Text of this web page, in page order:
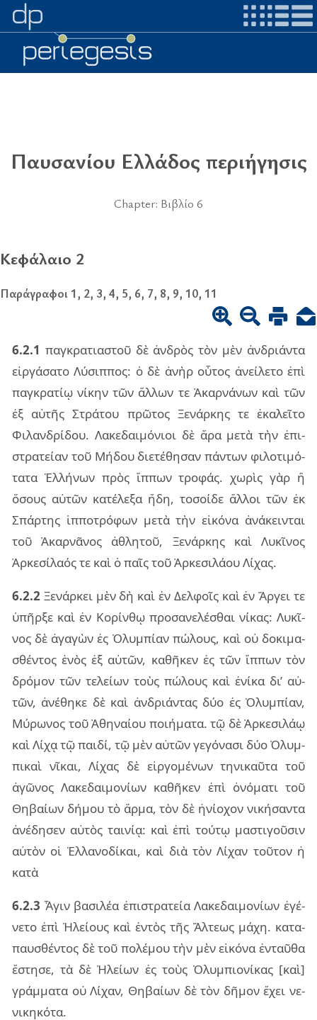
Παυσανίου Ελλάδος περιήγησις
Chapter: Βιβλίο 6
Κεφάλαιο 2
Παράγραφοι 1, 2, 3, 4, 5, 6, 7, 8, 9, 10, 11
6.2.1 παγ­κρα­τια­στοῦ δὲ ἀν­δρὸς τὸν μὲν ἀν­δριάν­τα
εἰρ­γά­σα­το Λύσιπ­πος: ὁ δὲ ἀνὴρ οὗ­τος ἀνεί­λε­το ἐπὶ
παγ­κρα­τίῳ νί­κην τῶν ἄλ­λων τε Ἀκαρ­νά­νων καὶ τῶν
ἐξ αὐ­τῆς Στρά­του πρῶ­τος Ξενάρ­κης τε ἐκα­λεῖ­το
Φιλαν­δρί­δου. Λακε­δαι­μό­νιοι δὲ ἄρα μετὰ τὴν ἐπι­
στρα­τεί­αν τοῦ Μήδου διε­τέ­θη­σαν πάν­των φι­λο­τι­μό­
τα­τα Ἑλλή­νων πρὸς ἵπ­πων τρο­φάς. χω­ρὶς γὰρ ἢ
ὅσους αὐ­τῶν κα­τέ­λε­ξα ἤδη, το­σοί­δε ἄλ­λοι τῶν ἐκ
Σπάρ­της ἱπ­πο­τρό­φων μετὰ τὴν εἰ­κό­να ἀνά­κειν­ται
τοῦ Ἀκαρ­νᾶ­νος ἀθλη­τοῦ, Ξενάρ­κης καὶ Λυκῖ­νος
Ἀρκε­σί­λα­ός τε καὶ ὁ παῖς τοῦ Ἀρκε­σι­λά­ου Λίχας.
6.2.2 Ξενάρ­κει μὲν δὴ καὶ ἐν Δελ­φοῖς καὶ ἐν Ἄργει τε
ὑπῆρ­ξε καὶ ἐν Κορίν­θῳ προ­σα­νε­λέ­σθαι νί­κας: Λυκῖ­
νος δὲ ἀγα­γὼν ἐς Ὀλυμ­πί­αν πώ­λους, καὶ οὐ δο­κι­μα­
σθέν­τος ἑνὸς ἐξ αὐ­τῶν, κα­θῆ­κεν ἐς τῶν ἵπ­πων τὸν
δρό­μον τῶν τε­λεί­ων τοὺς πώ­λους καὶ ἐνί­κα δι’ αὐ­
τῶν, ἀνέ­θη­κε δὲ καὶ ἀν­δριάν­τας δύο ἐς Ὀλυμ­πί­αν,
Μύρω­νος τοῦ Ἀθη­ναί­ου ποι­ή­μα­τα. τῷ δὲ Ἀρκε­σι­λάῳ
καὶ Λίχᾳ τῷ παι­δί, τῷ μὲν αὐ­τῶν γε­γό­να­σι δύο Ὀλυμ­
πι­καὶ νῖ­και, Λίχας δὲ εἰρ­γο­μέ­νων τη­νι­καῦ­τα τοῦ
ἀγῶ­νος Λακε­δαι­μο­νί­ων κα­θῆ­κεν ἐπὶ ὀνό­μα­τι τοῦ
Θηβαί­ων δή­μου τὸ ἅρμα, τὸν δὲ ἡνί­ο­χον νι­κή­σαν­τα
ἀνέ­δη­σεν αὐ­τὸς ται­νίᾳ: καὶ ἐπὶ τού­τῳ μα­στι­γοῦ­σιν
αὐ­τὸν οἱ Ἑλλα­νο­δί­και, καὶ διὰ τὸν Λίχαν τοῦ­τον ἡ
κατὰ
6.2.3 Ἆγιν βα­σι­λέα ἐπι­στρα­τεία Λακε­δαι­μο­νί­ων ἐγέ­
νε­το ἐπὶ Ἠλεί­ους καὶ ἐν­τὸς τῆς Ἄλτε­ως μάχη. κα­τα­
παυ­σθέν­τος δὲ τοῦ πο­λέ­μου τὴν μὲν εἰ­κό­να ἐν­ταῦ­θα
ἔστη­σε, τὰ δὲ Ἠλεί­ων ἐς τοὺς Ὀλυμ­πιο­νί­κας [καὶ]
γράμ­μα­τα οὐ Λίχαν, Θηβαί­ων δὲ τὸν δῆ­μον ἔχει νε­
νι­κη­κό­τα.